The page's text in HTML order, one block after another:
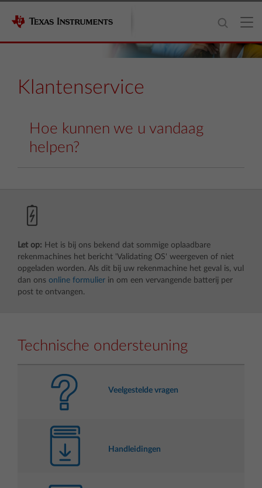
Klantenservice
Hoe kunnen we u vandaag
helpen?
Let op: Het is bij ons bekend dat sommige oplaadbare
rekenmachines het bericht 'Validating OS' weergeven of niet
opgeladen worden. Als dit bij uw rekenmachine het geval is, vul
dan ons online formulier in om een vervangende batterij per
post te ontvangen.
Technische ondersteuning
Veelgestelde vragen
Handleidingen